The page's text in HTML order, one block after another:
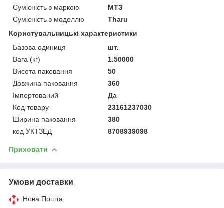
Сумісність з маркою
МТЗ
Сумісність з моделлю
Tharu
Користувальницькі характеристики
Базова одиниця
шт.
Вага (кг)
1.50000
Висота паковання
50
Довжина паковання
360
Імпортований
Да
Код товару
23161237030
Ширина паковання
380
код УКТЗЕД
8708939098
Приховати
Умови доставки
Нова Пошта